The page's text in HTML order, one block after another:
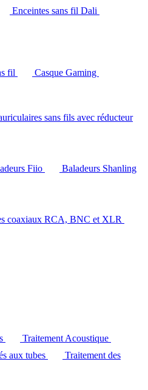
Enceintes sans fil Dali
fil
Casque Gaming
sans fils avec réducteur
Fiio
Baladeurs Shanling
coaxiaux RCA, BNC et XLR
Traitement Acoustique
aux tubes
Traitement des